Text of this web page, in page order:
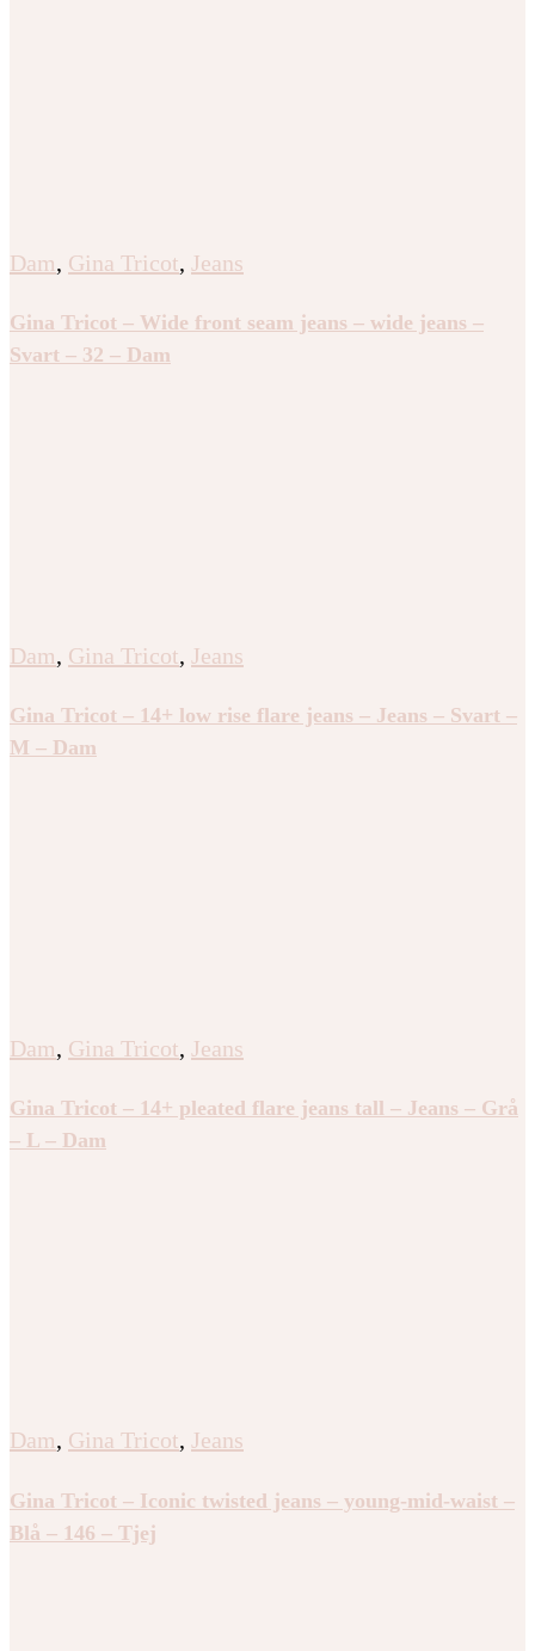
Dam, Gina Tricot, Jeans
Gina Tricot – Wide front seam jeans – wide jeans –
Svart – 32 – Dam
Dam, Gina Tricot, Jeans
Gina Tricot – 14+ low rise flare jeans – Jeans – Svart –
M – Dam
Dam, Gina Tricot, Jeans
Gina Tricot – 14+ pleated flare jeans tall – Jeans – Grå
– L – Dam
Dam, Gina Tricot, Jeans
Gina Tricot – Iconic twisted jeans – young-mid-waist –
Blå – 146 – Tjej